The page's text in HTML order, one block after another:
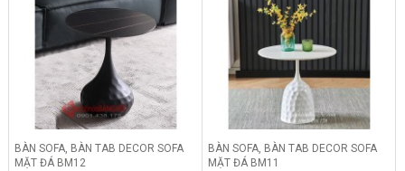
BÀN SOFA, BÀN TAB DECOR SOFA
MẶT ĐÁ BM12
BÀN SOFA, BÀN TAB DECOR SOFA
MẶT ĐÁ BM11